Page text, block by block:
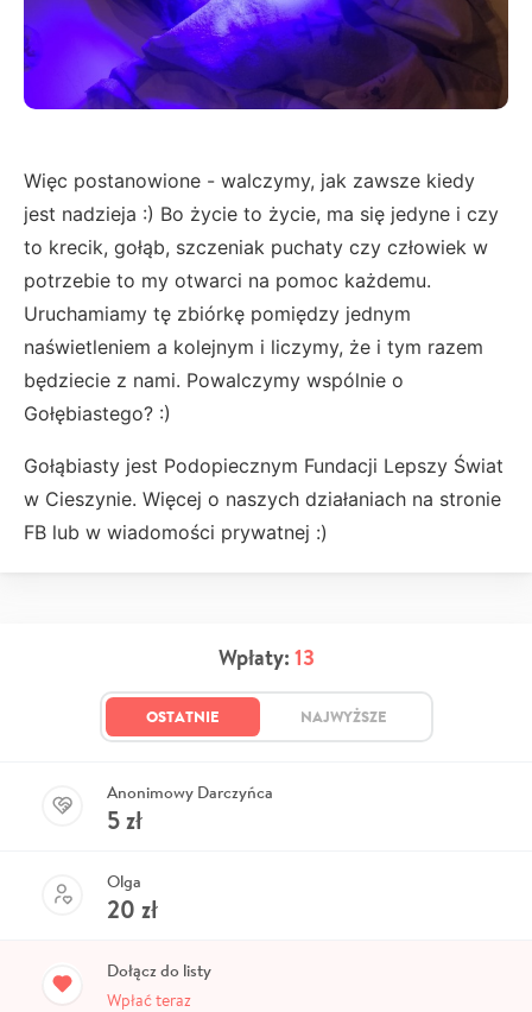
Więc postanowione - walczymy, jak zawsze kiedy
jest nadzieja :) Bo życie to życie, ma się jedyne i czy
to krecik, gołąb, szczeniak puchaty czy człowiek w
potrzebie to my otwarci na pomoc każdemu.
Uruchamiamy tę zbiórkę pomiędzy jednym
naświetleniem a kolejnym i liczymy, że i tym razem
będziecie z nami. Powalczymy wspólnie o
Gołębiastego? :)
Gołąbiasty jest Podopiecznym Fundacji Lepszy Świat
w Cieszynie. Więcej o naszych działaniach na stronie
FB lub w wiadomości prywatnej :)
Wpłaty: 13
OSTATNIE NAJWYŻSZE
Anonimowy Darczyńca
5zł
Olga
20 zł
Dołącz do listy
Wpłać teraz